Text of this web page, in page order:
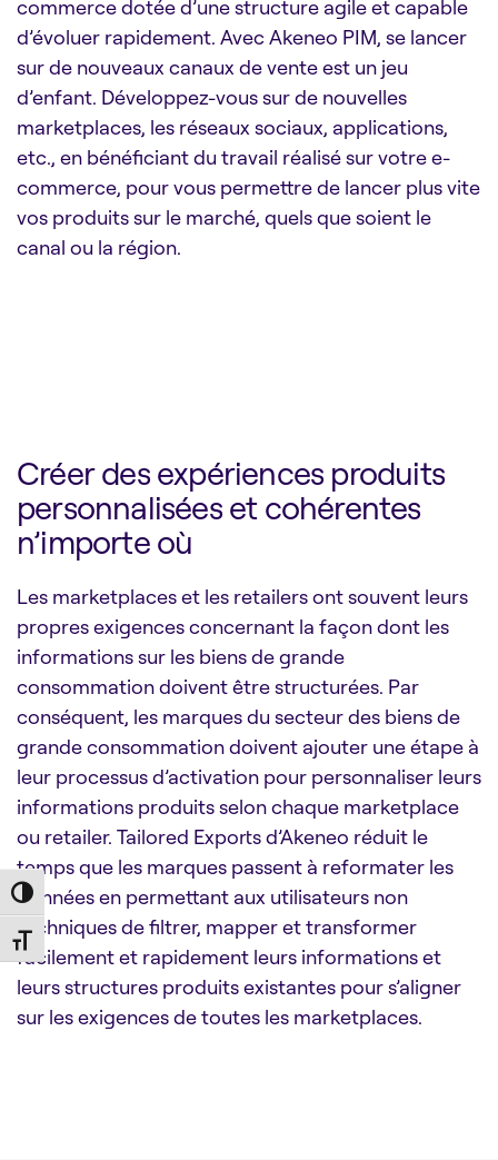
Toggle High Contrast
Toggle Font size
commerce dotée d’une structure agile et capable
d’évoluer rapidement. Avec Akeneo PIM, se lancer
sur de nouveaux canaux de vente est un jeu
d’enfant. Développez-vous sur de nouvelles
marketplaces, les réseaux sociaux, applications,
etc., en bénéficiant du travail réalisé sur votre e-
commerce, pour vous permettre de lancer plus vite
vos produits sur le marché, quels que soient le
canal ou la région.
Créer des expériences produits
personnalisées et cohérentes
n’importe où
Les marketplaces et les retailers ont souvent leurs
propres exigences concernant la façon dont les
informations sur les biens de grande
consommation doivent être structurées. Par
conséquent, les marques du secteur des biens de
grande consommation doivent ajouter une étape à
leur processus d’activation pour personnaliser leurs
informations produits selon chaque marketplace
ou retailer. Tailored Exports d’Akeneo réduit le
temps que les marques passent à reformater les
données en permettant aux utilisateurs non
techniques de filtrer, mapper et transformer
facilement et rapidement leurs informations et
leurs structures produits existantes pour s’aligner
sur les exigences de toutes les marketplaces.